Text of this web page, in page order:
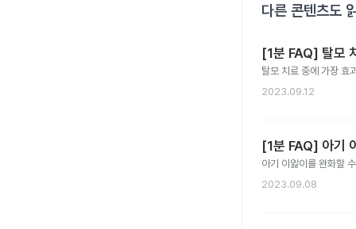
다른 콘텐츠도
[1분 FAQ] 탈모
탈모 치료 중에 가장 효
2023.09.12
[1분 FAQ] 아기
아기 이앓이를 완화할
2023.09.08